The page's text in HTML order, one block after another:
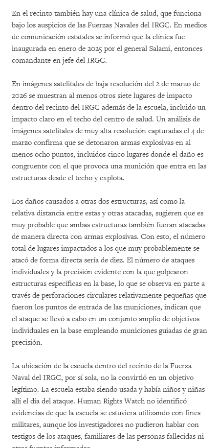
En el recinto también hay una clínica de salud, que funciona
bajo los auspicios de las Fuerzas Navales del IRGC. En medios
de comunicación estatales se informó que la clínica fue
inaugurada en enero de 2025 por el general Salami, entonces
comandante en jefe del IRGC.
En imágenes satelitales de baja resolución del 2 de marzo de
2026 se muestran al menos otros siete lugares de impacto
dentro del recinto del IRGC además de la escuela, incluido un
impacto claro en el techo del centro de salud. Un análisis de
imágenes satelitales de muy alta resolución capturadas el 4 de
marzo confirma que se detonaron armas explosivas en al
menos ocho puntos, incluidos cinco lugares donde el daño es
congruente con el que provoca una munición que entra en las
estructuras desde el techo y explota.
Los daños causados a otras dos estructuras, así como la
relativa distancia entre estas y otras atacadas, sugieren que es
muy probable que ambas estructuras también fueran atacadas
de manera directa con armas explosivas. Con esto, el número
total de lugares impactados a los que muy probablemente se
atacó de forma directa sería de diez. El número de ataques
individuales y la precisión evidente con la que golpearon
estructuras específicas en la base, lo que se observa en parte a
través de perforaciones circulares relativamente pequeñas que
fueron los puntos de entrada de las municiones, indican que
el ataque se llevó a cabo en un conjunto amplio de objetivos
individuales en la base empleando municiones guiadas de gran
precisión.
La ubicación de la escuela dentro del recinto de la Fuerza
Naval del IRGC, por sí sola, no la convirtió en un objetivo
legítimo. La escuela estaba siendo usada y había niños y niñas
allí el día del ataque. Human Rights Watch no identificó
evidencias de que la escuela se estuviera utilizando con fines
militares, aunque los investigadores no pudieron hablar con
testigos de los ataques, familiares de las personas fallecidas ni